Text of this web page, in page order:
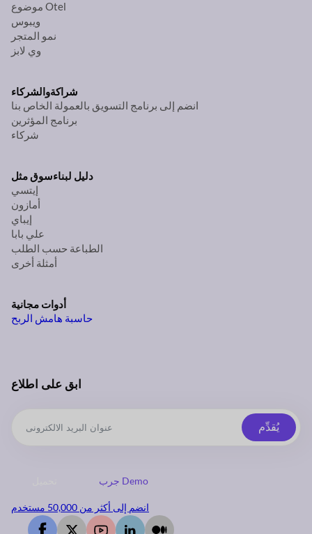
موضوع Otel
ويبوس
نمو المتجر
وي لابز
شراكةوالشركاء
انضم إلى برنامج التسويق بالعمولة الخاص بنا
برنامج المؤثرين
شركاء
دليل لبناءسوق مثل
إيتسي
أمازون
إيباي
علي بابا
الطباعة حسب الطلب
أمثلة أخرى
أدوات مجانية
حاسبة هامش الربح
ابق على اطلاع
يُقدِّم
جرب Demo
انضم إلى أكثر من 50,000 مستخدم